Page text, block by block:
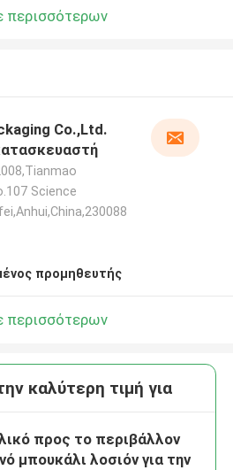
περισσότερων
Co.,Ltd.
Science
προμηθευτής
περισσότερων
καλύτερη τιμή για
προς το περιβάλλον
μπουκάλι λοσιόν για την